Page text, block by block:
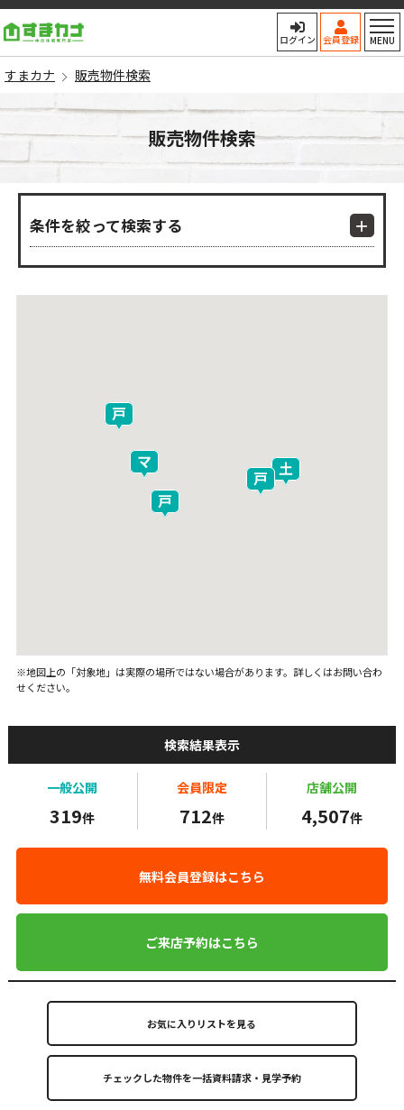
ログイン 会員登録 MENU
すまカナ 販売物件検索
販売物件検索
条件を絞って検索する
※地図上の「対象地」は実際の場所ではない場合があります。詳しくはお問い合わ
せください。
検索結果表示
一般公開
319件
会員限定
712件
店舗公開
4,507件
無料会員登録はこちら
ご来店予約はこちら
お気に入りリストを見る